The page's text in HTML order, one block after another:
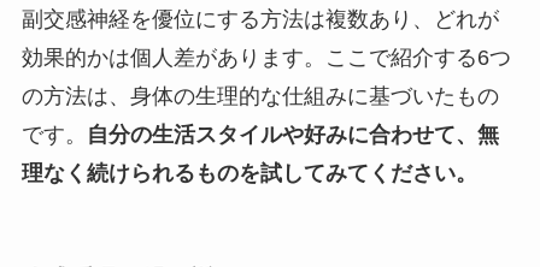
副交感神経を優位にする方法は複数あり、どれが
効果的かは個人差があります。ここで紹介する6つ
の方法は、身体の生理的な仕組みに基づいたもの
です。
自分の生活スタイルや好みに合わせて、無
理なく続けられるものを試してみてください。